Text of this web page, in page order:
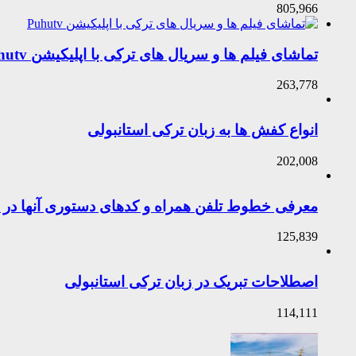
805,966
تماشای فیلم ها و سریال های ترکی با اپلیکیشن Puhutv
263,778
انواع کفش ها به زبان ترکی استانبولی
202,008
معرفی خطوط تلفن همراه و کدهای دستوری آنها در
125,839
اصطلاحات تبریک در زبان ترکی استانبولی
114,111